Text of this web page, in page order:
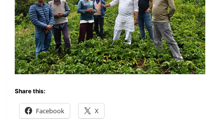
Share this:
Facebook X